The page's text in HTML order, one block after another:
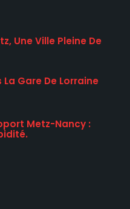
Une Ville Pleine De
Gare De Lorraine
Metz-Nancy :